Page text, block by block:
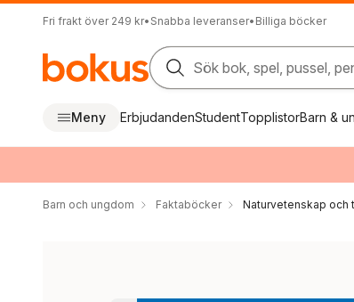
Fri frakt över 249 kr• Snabba leveranser• Billiga böcker
Sök bok, spel, pussel,
Meny ErbjudandenStudentTopplistorBarn &
Barn och ungdom Faktaböcker Naturvetenskap och